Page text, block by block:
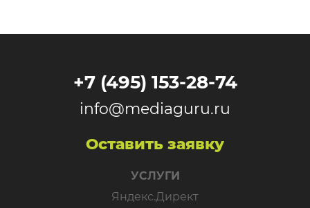
+7 (495) 153-28-74
info@mediaguru.ru
Оставить заявку
УСЛУГИ
Яндекс.Директ